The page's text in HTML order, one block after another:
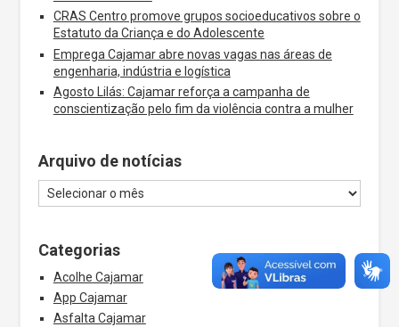
CRAS Centro promove grupos socioeducativos sobre o
Estatuto da Criança e do Adolescente
Emprega Cajamar abre novas vagas nas áreas de
engenharia, indústria e logística
Agosto Lilás: Cajamar reforça a campanha de
conscientização pelo fim da violência contra a mulher
Arquivo de notícias
Categorias
Acolhe Cajamar
App Cajamar
Asfalta Cajamar